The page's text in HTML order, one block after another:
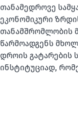
თანამედროვე
ეკონომიკური
თანამშრომლობის
წარმოადგენს
დროის გატარების
ინსტიტუციად,